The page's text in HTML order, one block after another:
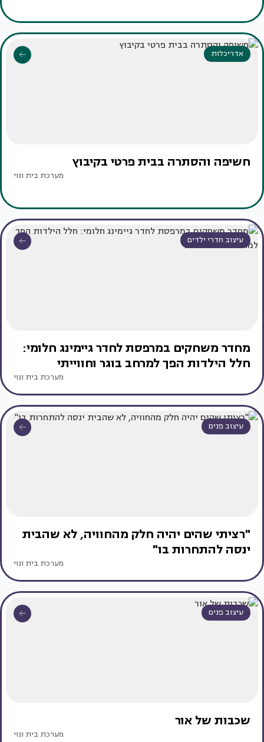
אדריכלות
חשיפה והסתרה בבית פרטי בקיבוץ
מערכת בית ונוי
עיצוב חדרי ילדים
מחדר משחקים במרפסת לחדר גיימינג חלומי:
חלל הילדות הפך למרחב בוגר וחווייתי
מערכת בית ונוי
עיצוב פנים
"רציתי שהים יהיה חלק מהחוויה, לא שהבית
ינסה להתחרות בו"
מערכת בית ונוי
עיצוב פנים
שכבות של אור
מערכת בית ונוי